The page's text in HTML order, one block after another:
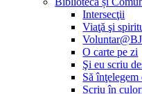
Intersecţii
Viaţă şi
O carte pe zi
Şi eu scriu
Să
Scriu în